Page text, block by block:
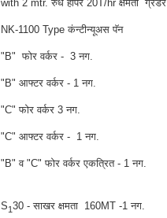
with 2 mtr. रुंध हॉपर 20T/hr क्षमता ग्रडेर
NK-1100 Type कंन्टीन्यूअस पॅन
"B" फोर वर्कर - 3 नग.
"B" आफ्टर वर्कर - 1 नग.
"C" फोर वर्कर 3 नग.
"C" आफ्टर वर्कर - 1 नग.
"B" व "C" फोर वर्कर एकत्रित - 1 नग.
S130 - साखर क्षमता 160MT -1 नग.